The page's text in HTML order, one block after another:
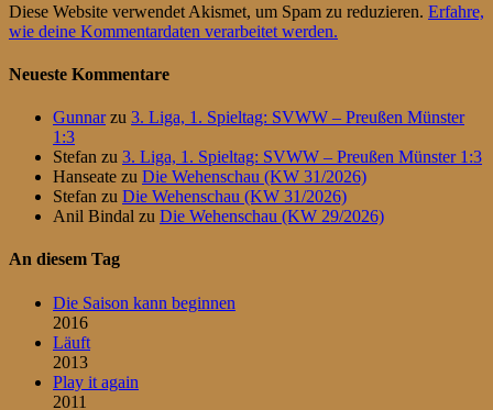
Diese Website verwendet Akismet, um Spam zu reduzieren. Erfahre,
wie deine Kommentardaten verarbeitet werden.
Neueste Kommentare
Gunnarzu 3. Liga, 1. Spieltag: SVWW – Preußen Münster
1:3
Stefan zu 3. Liga, 1. Spieltag: SVWW – Preußen Münster 1:3
Hanseate zu Die Wehenschau (KW 31/2026)
Stefan zu Die Wehenschau (KW 31/2026)
Anil Bindal zu Die Wehenschau (KW 29/2026)
An diesem Tag
Die Saison kann beginnen
2016
Läuft
2013
Play it again
2011